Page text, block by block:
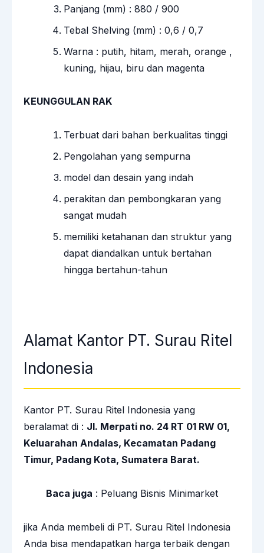
Panjang (mm) : 880 / 900
Tebal Shelving (mm) : 0,6 / 0,7
Warna : putih, hitam, merah, orange ,
kuning, hijau, biru dan magenta
KEUNGGULAN RAK
Terbuat dari bahan berkualitas tinggi
Pengolahan yang sempurna
model dan desain yang indah
perakitan dan pembongkaran yang
sangat mudah
memiliki ketahanan dan struktur yang
dapat diandalkan untuk bertahan
hingga bertahun-tahun
Alamat Kantor PT. Surau Ritel
Indonesia
Kantor PT. Surau Ritel Indonesia yang
beralamat di : Jl. Merpati no. 24 RT 01 RW 01,
Keluarahan Andalas, Kecamatan Padang
Timur, Padang Kota, Sumatera Barat.
Baca juga : Peluang Bisnis Minimarket
jika Anda membeli di PT. Surau Ritel Indonesia
Anda bisa mendapatkan harga terbaik dengan